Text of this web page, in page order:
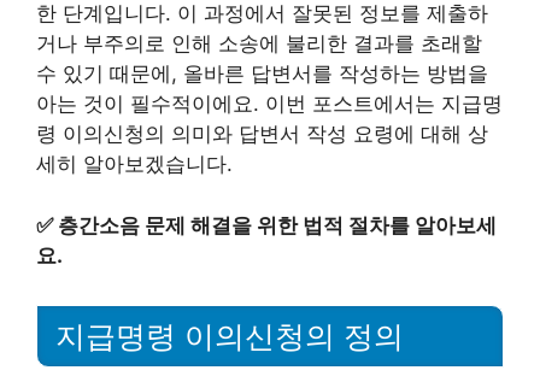
한 단계입니다. 이 과정에서 잘못된 정보를 제출하
거나 부주의로 인해 소송에 불리한 결과를 초래할
수 있기 때문에, 올바른 답변서를 작성하는 방법을
아는 것이 필수적이에요. 이번 포스트에서는 지급명
령 이의신청의 의미와 답변서 작성 요령에 대해 상
세히 알아보겠습니다.
✅ 층간소음 문제 해결을 위한 법적 절차를 알아보세
요.
지급명령 이의신청의 정의